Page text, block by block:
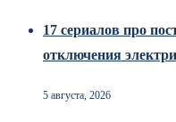
17 сериалов про
отключения
5 августа, 2026